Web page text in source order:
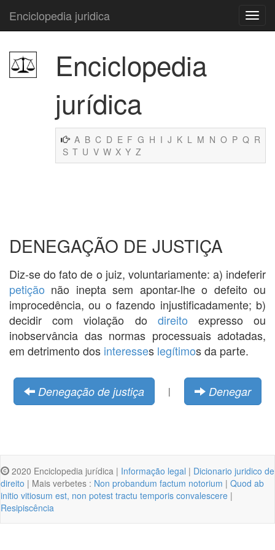
Enciclopedia juridica
Enciclopedia
jurídica
A B C D E F G H I J K L M N O P Q R
S T U V W X Y Z
DENEGAÇÃO DE JUSTIÇA
Diz-se do fato de o juiz, voluntariamente: a) indeferir
petição não inepta sem apontar-lhe o defeito ou
improcedência, ou o fazendo injustificadamente; b)
decidir com violação do direito expresso ou
inobservância das normas processuais adotadas,
em detrimento dos interesses legítimos da parte.
Denegação de justiça | Denegar
2020 Enciclopedia jurídica | Informação legal | Dicionario juridico de
direito | Mais verbetes : Non probandum factum notorium | Quod ab
initio vitiosum est, non potest tractu temporis convalescere |
Resipiscência